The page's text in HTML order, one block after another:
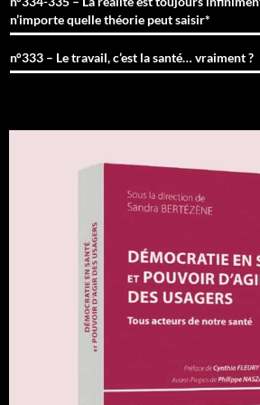
n’importe quelle théorie peut saisir*
n°333 – Le travail, c’est la santé… vraiment ?